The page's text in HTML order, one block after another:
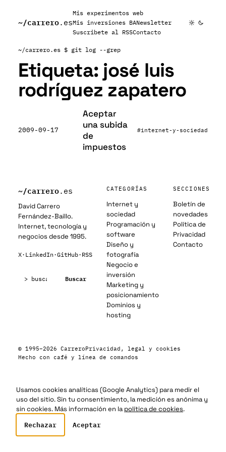
~/carrero.es
Mis experimentos web
Mis inversiones BANewsletter
Suscribete al RSSContacto
~/carrero.es $ git log --grep
Etiqueta: josé luis
rodríguez zapatero
2009-09-17
Aceptar
una subida
de
impuestos
#internet-y-sociedad
~/carrero.es
David Carrero
Fernández-Baillo.
Internet, tecnología y
negocios desde 1995.
X· LinkedIn·GitHub· RSS
Buscar
CATEGORÍAS
Internet y
sociedad
Programación y
software
Diseño y
fotografía
Negocio e
inversión
Marketing y
posicionamiento
Dominios y
hosting
SECCIONES
Boletín de
novedades
Política de
Privacidad
Contacto
© 1995–2026 CarreroPrivacidad, legal y cookies
Hecho con café y línea de comandos
Usamos cookies analíticas (Google Analytics) para medir el
uso del sitio. Sin tu consentimiento, la medición es anónima y
sin cookies. Más información en lapolítica de cookies.
Rechazar Aceptar